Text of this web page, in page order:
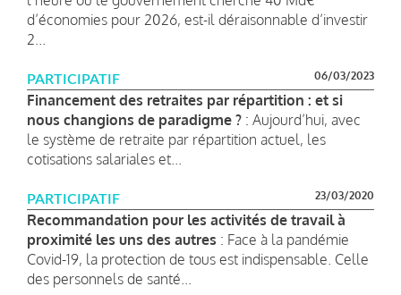
d’économies pour 2026, est-il déraisonnable d’investir
2...
PARTICIPATIF 06/03/2023
Financement des retraites par répartition : et si
nous changions de paradigme ? : Aujourd’hui, avec
le système de retraite par répartition actuel, les
cotisations salariales et...
PARTICIPATIF 23/03/2020
Recommandation pour les activités de travail à
proximité les uns des autres : Face à la pandémie
Covid-19, la protection de tous est indispensable. Celle
des personnels de santé...